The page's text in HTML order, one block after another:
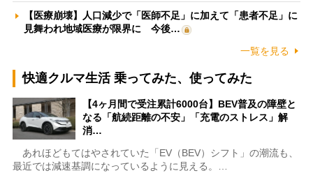
【医療崩壊】人口減少で「医師不足」に加えて「患者不足」に
見舞われ地域医療が限界に 今後…
一覧を見る
快適クルマ生活 乗ってみた、使ってみた
【4ヶ月間で受注累計6000台】BEV普及の障壁と
なる「航続距離の不安」「充電のストレス」解
消…
あれほどもてはやされていた「EV（BEV）シフト」の潮流も、
最近では減速基調になっているように見える。…